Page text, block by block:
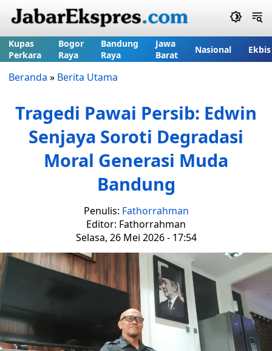
Kupas
Perkara
Bogor
Raya
Bandung
Raya
Jawa
Barat
Nasional Ekbis
Beranda » Berita Utama
Tragedi Pawai Persib: Edwin
Senjaya Soroti Degradasi
Moral Generasi Muda
Bandung
Penulis: Fathorrahman
Editor: Fathorrahman
Selasa, 26 Mei 2026 - 17:54